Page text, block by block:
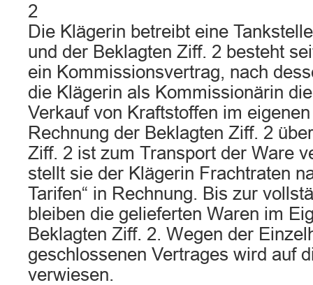
2
Die Klägerin betreibt eine
und der Beklagten Ziff. 2 besteht
ein Kommissionsvertrag, nach
die Klägerin als Kommissionärin
Verkauf von Kraftstoffen im
Rechnung der Beklagten Ziff. 2
Ziff. 2 ist zum Transport der Ware
stellt sie der Klägerin Frachtraten
Tarifen“ in Rechnung. Bis zur
bleiben die gelieferten Waren im
Beklagten Ziff. 2. Wegen der
geschlossenen Vertrages wird auf
verwiesen.